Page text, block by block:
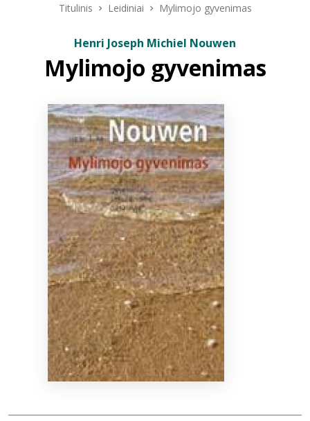
ELVIS atvyksta
Naujienos
Bibliotekoms
+370 667 80 541
info@elvislab.lt
Titulinis Leidiniai Mylimojo gyvenimas
Henri Joseph Michiel Nouwen
Mylimojo gyvenimas